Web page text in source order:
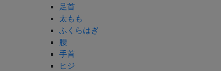
足首
太もも
ふくらはぎ
腰
手首
ヒジ